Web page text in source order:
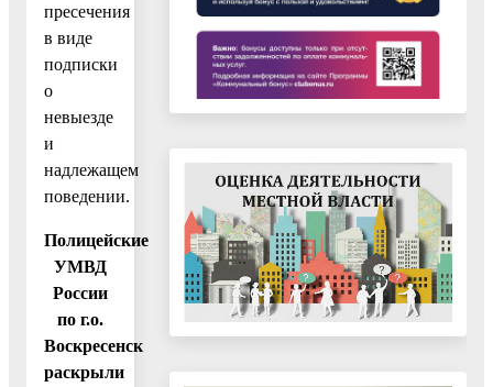
пресечения
в виде
подписки
о
невыезде
и
надлежащем
поведении.
Полицейские
УМВД
России
по г.о.
Воскресенск
раскрыли